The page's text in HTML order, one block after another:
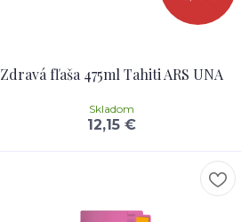
Zdravá fľaša 475ml Tahiti ARS UNA
12,15 €
Skladom